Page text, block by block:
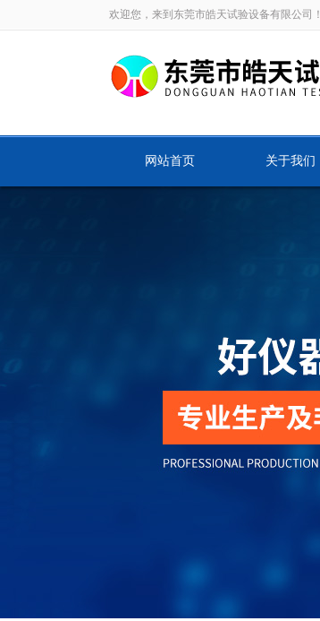
欢迎您，来到东莞市皓天试验设备有限公司！
网站首页 关于我们